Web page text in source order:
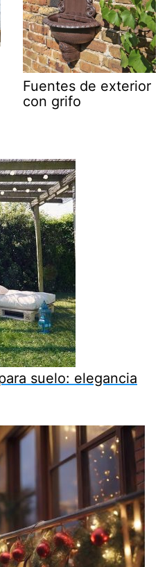
Fuentes de exterior
con grifo
suelo: elegancia